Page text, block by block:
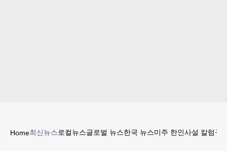
Home최신뉴스로컬뉴스글로벌 뉴스한국 뉴스미주 한인사설 칼럼구